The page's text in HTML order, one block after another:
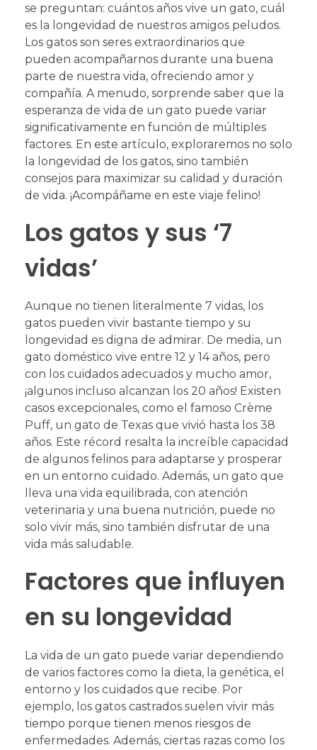
se preguntan: cuántos años vive un gato, cuál
es la longevidad de nuestros amigos peludos.
Los gatos son seres extraordinarios que
pueden acompañarnos durante una buena
parte de nuestra vida, ofreciendo amor y
compañía. A menudo, sorprende saber que la
esperanza de vida de un gato puede variar
significativamente en función de múltiples
factores. En este artículo, exploraremos no solo
la longevidad de los gatos, sino también
consejos para maximizar su calidad y duración
de vida. ¡Acompáñame en este viaje felino!
Los gatos y sus ‘7
vidas’
Aunque no tienen literalmente 7 vidas, los
gatos pueden vivir bastante tiempo y su
longevidad es digna de admirar. De media, un
gato doméstico vive entre 12 y 14 años, pero
con los cuidados adecuados y mucho amor,
¡algunos incluso alcanzan los 20 años! Existen
casos excepcionales, como el famoso Crème
Puff, un gato de Texas que vivió hasta los 38
años. Este récord resalta la increíble capacidad
de algunos felinos para adaptarse y prosperar
en un entorno cuidado. Además, un gato que
lleva una vida equilibrada, con atención
veterinaria y una buena nutrición, puede no
solo vivir más, sino también disfrutar de una
vida más saludable.
Factores que influyen
en su longevidad
La vida de un gato puede variar dependiendo
de varios factores como la dieta, la genética, el
entorno y los cuidados que recibe. Por
ejemplo, los gatos castrados suelen vivir más
tiempo porque tienen menos riesgos de
enfermedades. Además, ciertas razas como los